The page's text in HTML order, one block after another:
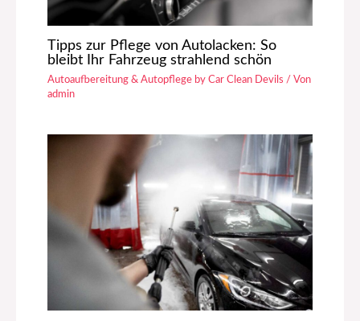
Tipps zur Pflege von Autolacken: So
bleibt Ihr Fahrzeug strahlend schön
Autoaufbereitung & Autopflege by Car Clean Devils / Von
admin